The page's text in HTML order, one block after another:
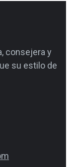
consejera y
su estilo de